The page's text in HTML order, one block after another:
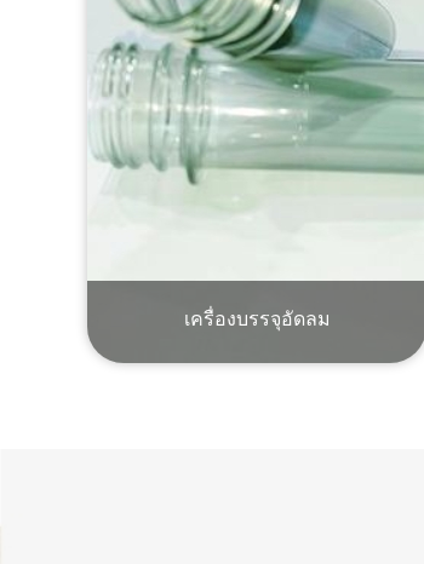
เครื่องบรรจุอัดลม